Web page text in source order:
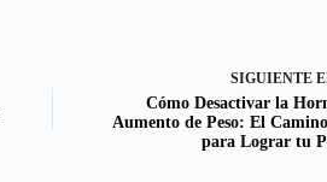
SIGUIENTE
Cómo Desactivar la
Aumento de Peso: El
para Lograr tu